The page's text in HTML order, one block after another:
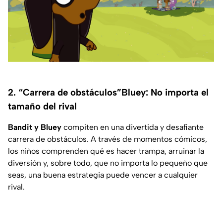
2. “Carrera de obstáculos”Bluey: No importa el
tamaño del rival
Bandit y Bluey compiten en una divertida y desafiante
carrera de obstáculos. A través de momentos cómicos,
los niños comprenden qué es hacer trampa, arruinar la
diversión y, sobre todo, que no importa lo pequeño que
seas, una buena estrategia puede vencer a cualquier
rival.